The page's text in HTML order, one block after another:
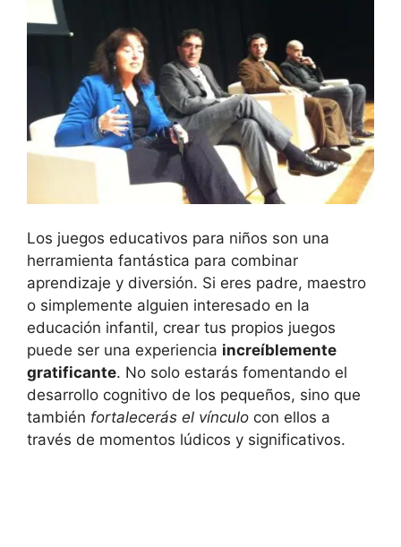
Los juegos ‍educativos para niños son una
herramienta fantástica para combinar
aprendizaje y diversión. Si eres padre, maestro
o simplemente ‌alguien interesado en la
educación infantil, crear tus propios juegos
puede ⁢ser una⁤ experiencia increíblemente
gratificante. No solo estarás⁣ fomentando el
desarrollo cognitivo de los pequeños, sino que
también fortalecerás ⁢el⁣ vínculo con⁤ ellos a
través de momentos lúdicos y significativos.